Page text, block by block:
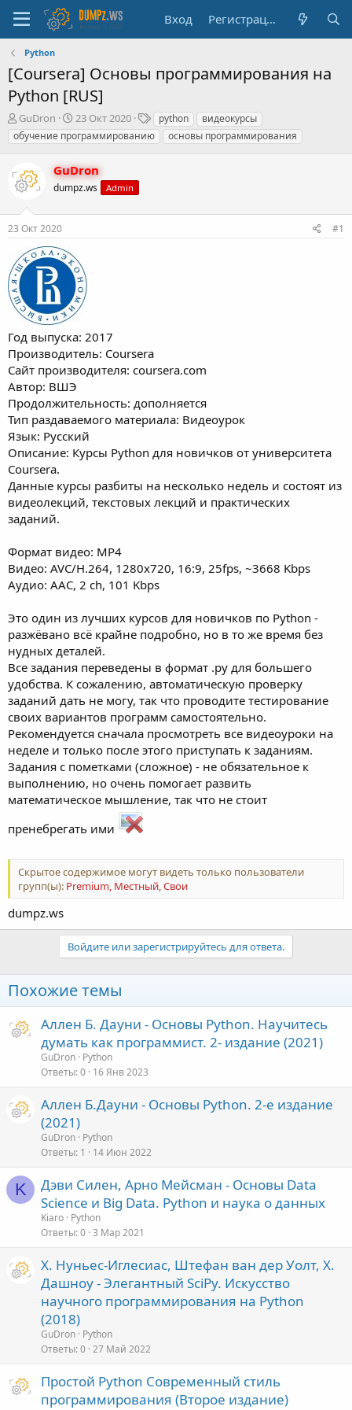
Вход Регистрация
Python
[Coursera] Основы программирования на
Python [RUS]
А
в
т
р
т
м
ы
GuDron
Д
а
т
н
а
а
23 Окт 2020
Т
е
г
python
видеокурсы
обучение программированию
основы программирования
GuDron
dumpz.ws Admin
23 Окт 2020 #1
Год выпуска: 2017
Производитель: Coursera
Сайт производителя: coursera.com
Автор: ВШЭ
Продолжительность: дополняется
Тип раздаваемого материала: Видеоурок
Язык: Русский
Описание: Курсы Python для новичков от университета
Coursera.
Данные курсы разбиты на несколько недель и состоят из
видеолекций, текстовых лекций и практических
заданий.
Формат видео: MP4
Видео: AVC/H.264, 1280x720, 16:9, 25fps, ~3668 Kbps
Аудио: AAC, 2 ch, 101 Kbps
Это один из лучших курсов для новичков по Python -
разжёвано всё крайне подробно, но в то же время без
нудных деталей.
Все задания переведены в формат .py для большего
удобства. К сожалению, автоматическую проверку
заданий дать не могу, так что проводите тестирование
своих вариантов программ самостоятельно.
Рекомендуется сначала просмотреть все видеоуроки на
неделе и только после этого приступать к заданиям.
Задания с пометками (сложное) - не обязательное к
выполнению, но очень помогает развить
математическое мышление, так что не стоит
пренебрегать ими
Скрытое содержимое могут видеть только пользователи
групп(ы): Premium, Местный, Свои
dumpz.ws
Войдите или зарегистрируйтесь для ответа.
Похожие темы
Аллен Б. Дауни - Основы Python. Научитесь
думать как программист. 2- издание (2021)
GuDron Python
Ответы 0 16 Янв 2023
Аллен Б.Дауни - Основы Python. 2-е издание
(2021)
GuDron Python
Ответы 1 14 Июн 2022
K
Дэви Силен, Арно Мейсман - Основы Data
Science и Big Data. Python и наука о данных
Kiaro Python
Ответы 0 3 Мар 2021
Х. Нуньес-Иглесиас, Штефан ван дер Уолт, Х.
Дашноу - Элегантный SciPy. Искусство
научного программирования на Python
(2018)
GuDron Python
Ответы 0 27 Май 2022
Простой Python Современный стиль
программирования (Второе издание)